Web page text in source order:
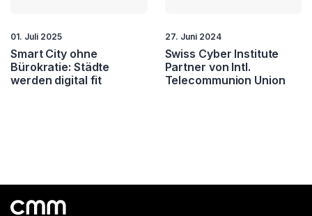
01. Juli 2025
Smart City ohne
Bürokratie: Städte
werden digital fit
27. Juni 2024
Swiss Cyber Institute
Partner von Intl.
Telecommunion Union